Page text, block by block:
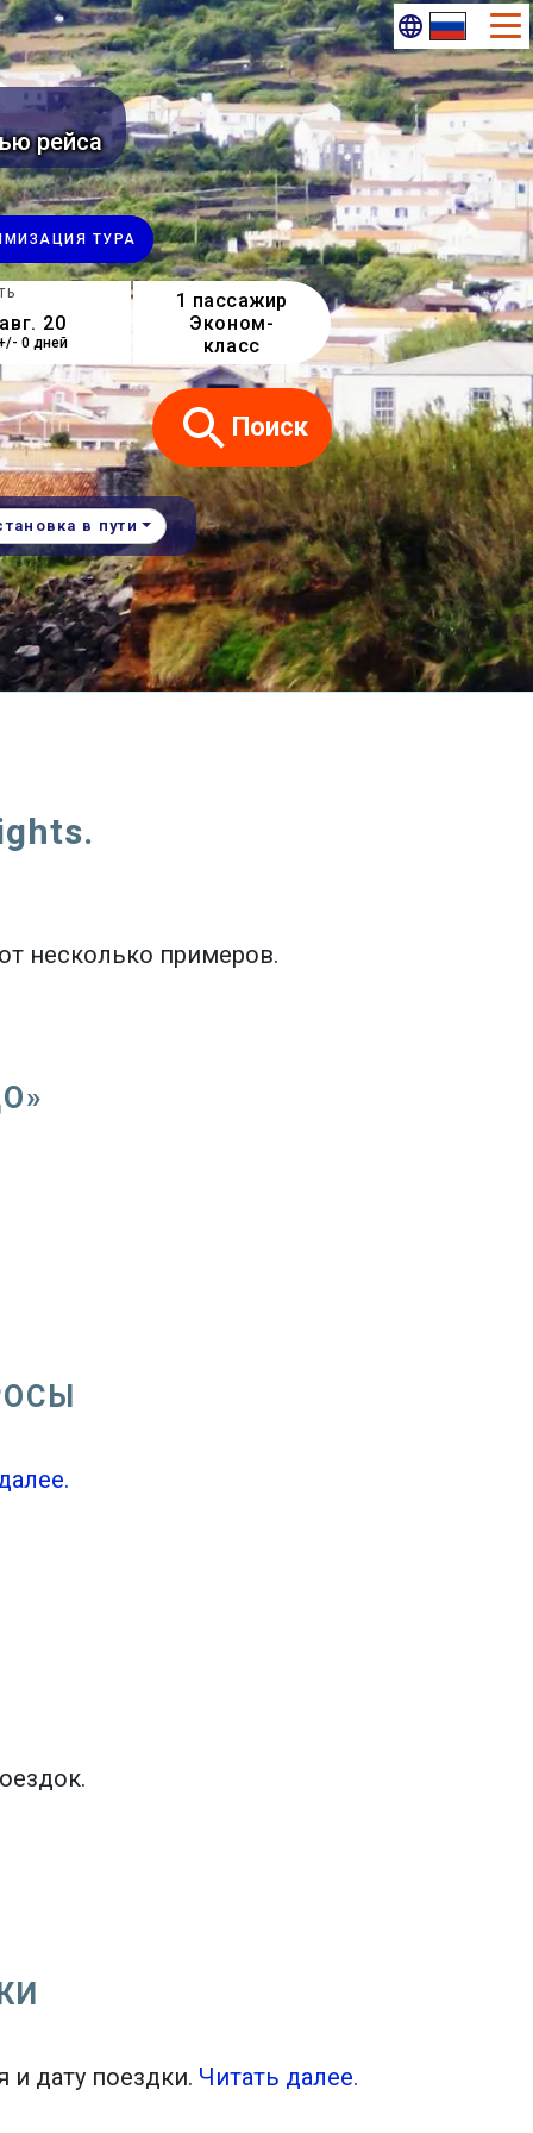
рейса
ТУРА
0 дней
1 пассажир
Эконом-
класс
Поиск
в пути
несколько примеров.
дату поездки. Читать далее.